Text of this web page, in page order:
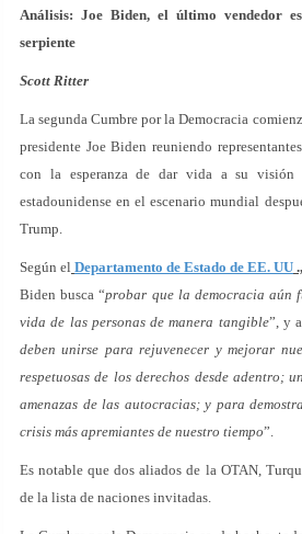
Análisis: Joe Biden, el último vendedor
serpiente
Scott Ritter
La segunda Cumbre por la Democracia
presidente Joe Biden reuniendo
con la esperanza de dar vida a su visión
estadounidense en el escenario mundial
Trump.
Según el Departamento de Estado de EE. UU .,
Biden busca “probar que la democracia aún
vida de las personas de manera tangible”, y
deben unirse para rejuvenecer y mejorar
respetuosas de los derechos desde adentro;
amenazas de las autocracias; y para
crisis más apremiantes de nuestro tiempo”.
Es notable que dos aliados de la OTAN,
de la lista de naciones invitadas.